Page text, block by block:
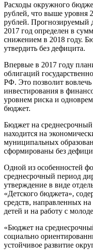
Расходы окружного
рублей, что выше уровня
рублей. Прогнозируемый
2017 год определен в
снижением в 2018 году.
утвердить без дефицита.
Впервые в 2017 году
облигаций
РФ. Это позволит вовлечь
инвестирования в
уровнем риска и
бюджет.
Бюджет на
находится на
муниципальных
сформированы без
Одной из особенностей
среднесрочный период
утверждение в виде
«Детского бюджета»,
средств, направленных
детей и на работу с
«Бюджет на
социально
устойчивое развитие